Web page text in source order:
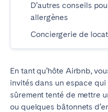
D’autres conseils
allergènes
Conciergerie de
En tant qu’hôte Airbnb,
invités dans un espace
sûrement tenté de mettre
ou quelques bâtonnets
ROYAUME-UNI